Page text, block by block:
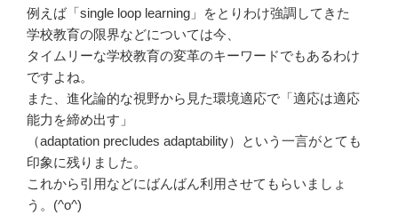
例えば「single loop learning」をとりわけ強調してきた
学校教育の限界などについては今、
タイムリーな学校教育の変革のキーワードでもあるわけ
ですよね。
また、進化論的な視野から見た環境適応で「適応は適応
能力を締め出す」
（adaptation precludes adaptability）という一言がとても
印象に残りました。
これから引用などにばんばん利用させてもらいましょ
う。(^o^)